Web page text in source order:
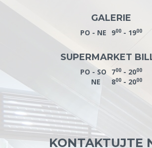
GALERIE
PO - NE 900- 1900
SUPERMARKET
PO - SO 700- 2000
NE 800- 2000
KONTAKTUJTE